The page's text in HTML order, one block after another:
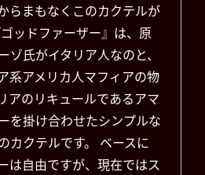
らまもなくこのカクテルが
ッドファーザー』は、原
ゾ氏がイタリア人なのと、
系アメリカ人マフィアの物
アのリキュールであるアマ
を掛け合わせたシンプルな
カクテルです。 ベースに
は自由ですが、現在ではス